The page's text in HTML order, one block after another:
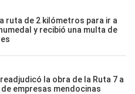
ruta de 2 kilómetros para ir a
y recibió una multa de
la obra de la Ruta 7 a
empresas mendocinas